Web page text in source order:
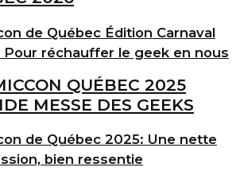
de Québec Édition Carnaval
Pour réchauffer le geek en nous
de Québec 2025: Une nette
bien ressentie